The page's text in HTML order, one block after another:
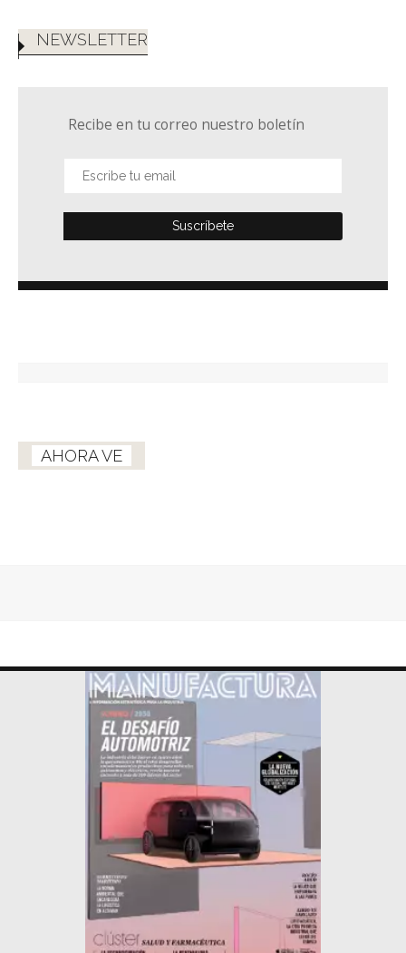
NEWSLETTER
Recibe en tu correo nuestro boletín
AHORA VE